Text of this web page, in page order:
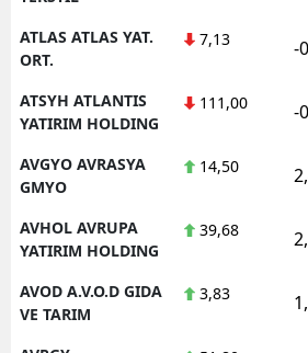
ATLAS ATLAS YAT.
ORT.
7,13 -
ATSYH ATLANTIS
YATIRIM HOLDING
111,00 -
AVGYO AVRASYA
GMYO
14,50
AVHOL AVRUPA
YATIRIM HOLDING
39,68
AVOD A.V.O.D GIDA
VE TARIM
3,83